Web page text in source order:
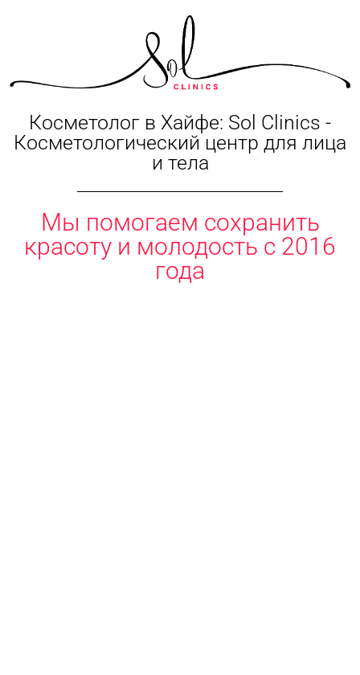
Косметолог в Хайфе: Sol Clinics -
Косметологический центр для лица
и тела
Мы помогаем сохранить
красоту и молодость с 2016
года